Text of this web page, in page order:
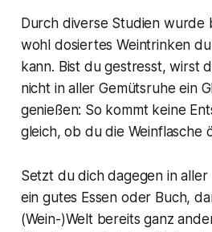
Durch diverse Studien wurde
wohl dosiertes Weintrinken
kann. Bist du gestresst, wirst
nicht in aller Gemütsruhe ein
genießen: So kommt keine
gleich, ob du die Weinflasche
Setzt du dich dagegen in aller
ein gutes Essen oder Buch,
(Wein-)Welt bereits ganz